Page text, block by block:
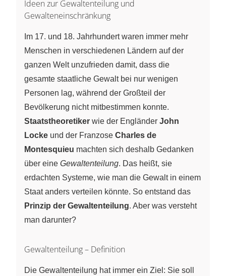
Ideen zur Gewaltenteilung und
Gewalteneinschränkung
Im 17. und 18. Jahrhundert waren immer mehr
Menschen in verschiedenen Ländern auf der
ganzen Welt unzufrieden damit, dass die
gesamte staatliche Gewalt bei nur wenigen
Personen lag, während der Großteil der
Bevölkerung nicht mitbestimmen konnte.
Staatstheoretiker wie der Engländer John
Locke und der Franzose Charles de
Montesquieu machten sich deshalb Gedanken
über eine Gewaltenteilung. Das heißt, sie
erdachten Systeme, wie man die Gewalt in einem
Staat anders verteilen könnte. So entstand das
Prinzip der Gewaltenteilung. Aber was versteht
man darunter?
Gewaltenteilung – Definition
Die Gewaltenteilung hat immer ein Ziel: Sie soll